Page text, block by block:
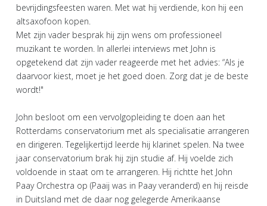
bevrijdingsfeesten waren. Met wat hij verdiende, kon hij een
altsaxofoon kopen.
Met zijn vader besprak hij zijn wens om professioneel
muzikant te worden. In allerlei interviews met John is
opgetekend dat zijn vader reageerde met het advies: “Als je
daarvoor kiest, moet je het goed doen. Zorg dat je de beste
wordt!"
John besloot om een vervolgopleiding te doen aan het
Rotterdams conservatorium met als specialisatie arrangeren
en dirigeren. Tegelijkertijd leerde hij klarinet spelen. Na twee
jaar conservatorium brak hij zijn studie af. Hij voelde zich
voldoende in staat om te arrangeren. Hij richtte het John
Paay Orchestra op (Paaij was in Paay veranderd) en hij reisde
in Duitsland met de daar nog gelegerde Amerikaanse